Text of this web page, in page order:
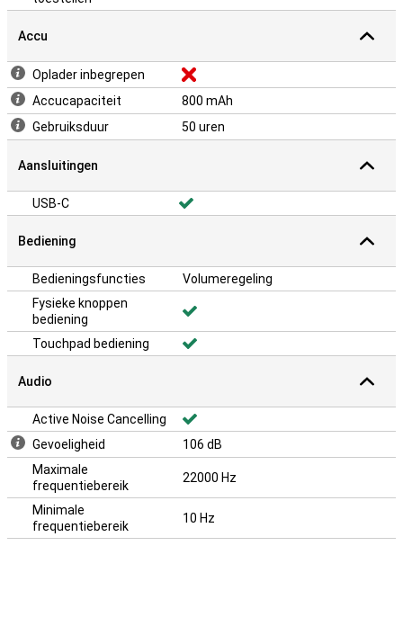
Accu
Oplader inbegrepen
Accucapaciteit
800 mAh
Gebruiksduur
50 uren
Aansluitingen
USB-C
Bediening
Bedieningsfuncties
Volumeregeling
Fysieke knoppen
bediening
Touchpad bediening
Audio
Active Noise Cancelling
Gevoeligheid
106 dB
Maximale
frequentiebereik
22000 Hz
Minimale
frequentiebereik
10 Hz